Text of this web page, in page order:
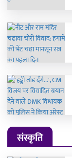
संस्कृति